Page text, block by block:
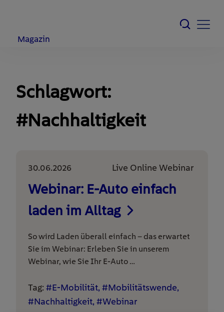
Magazin
Schlagwort:
#Nachhaltigkeit
30.06.2026 Live Online Webinar
Webinar: E-Auto einfach
laden im Alltag
So wird Laden überall einfach – das erwartet
Sie im Webinar: Erleben Sie in unserem
Webinar, wie Sie Ihr E-Auto …
Tag: #E-Mobilität, #Mobilitätswende,
#Nachhaltigkeit, #Webinar